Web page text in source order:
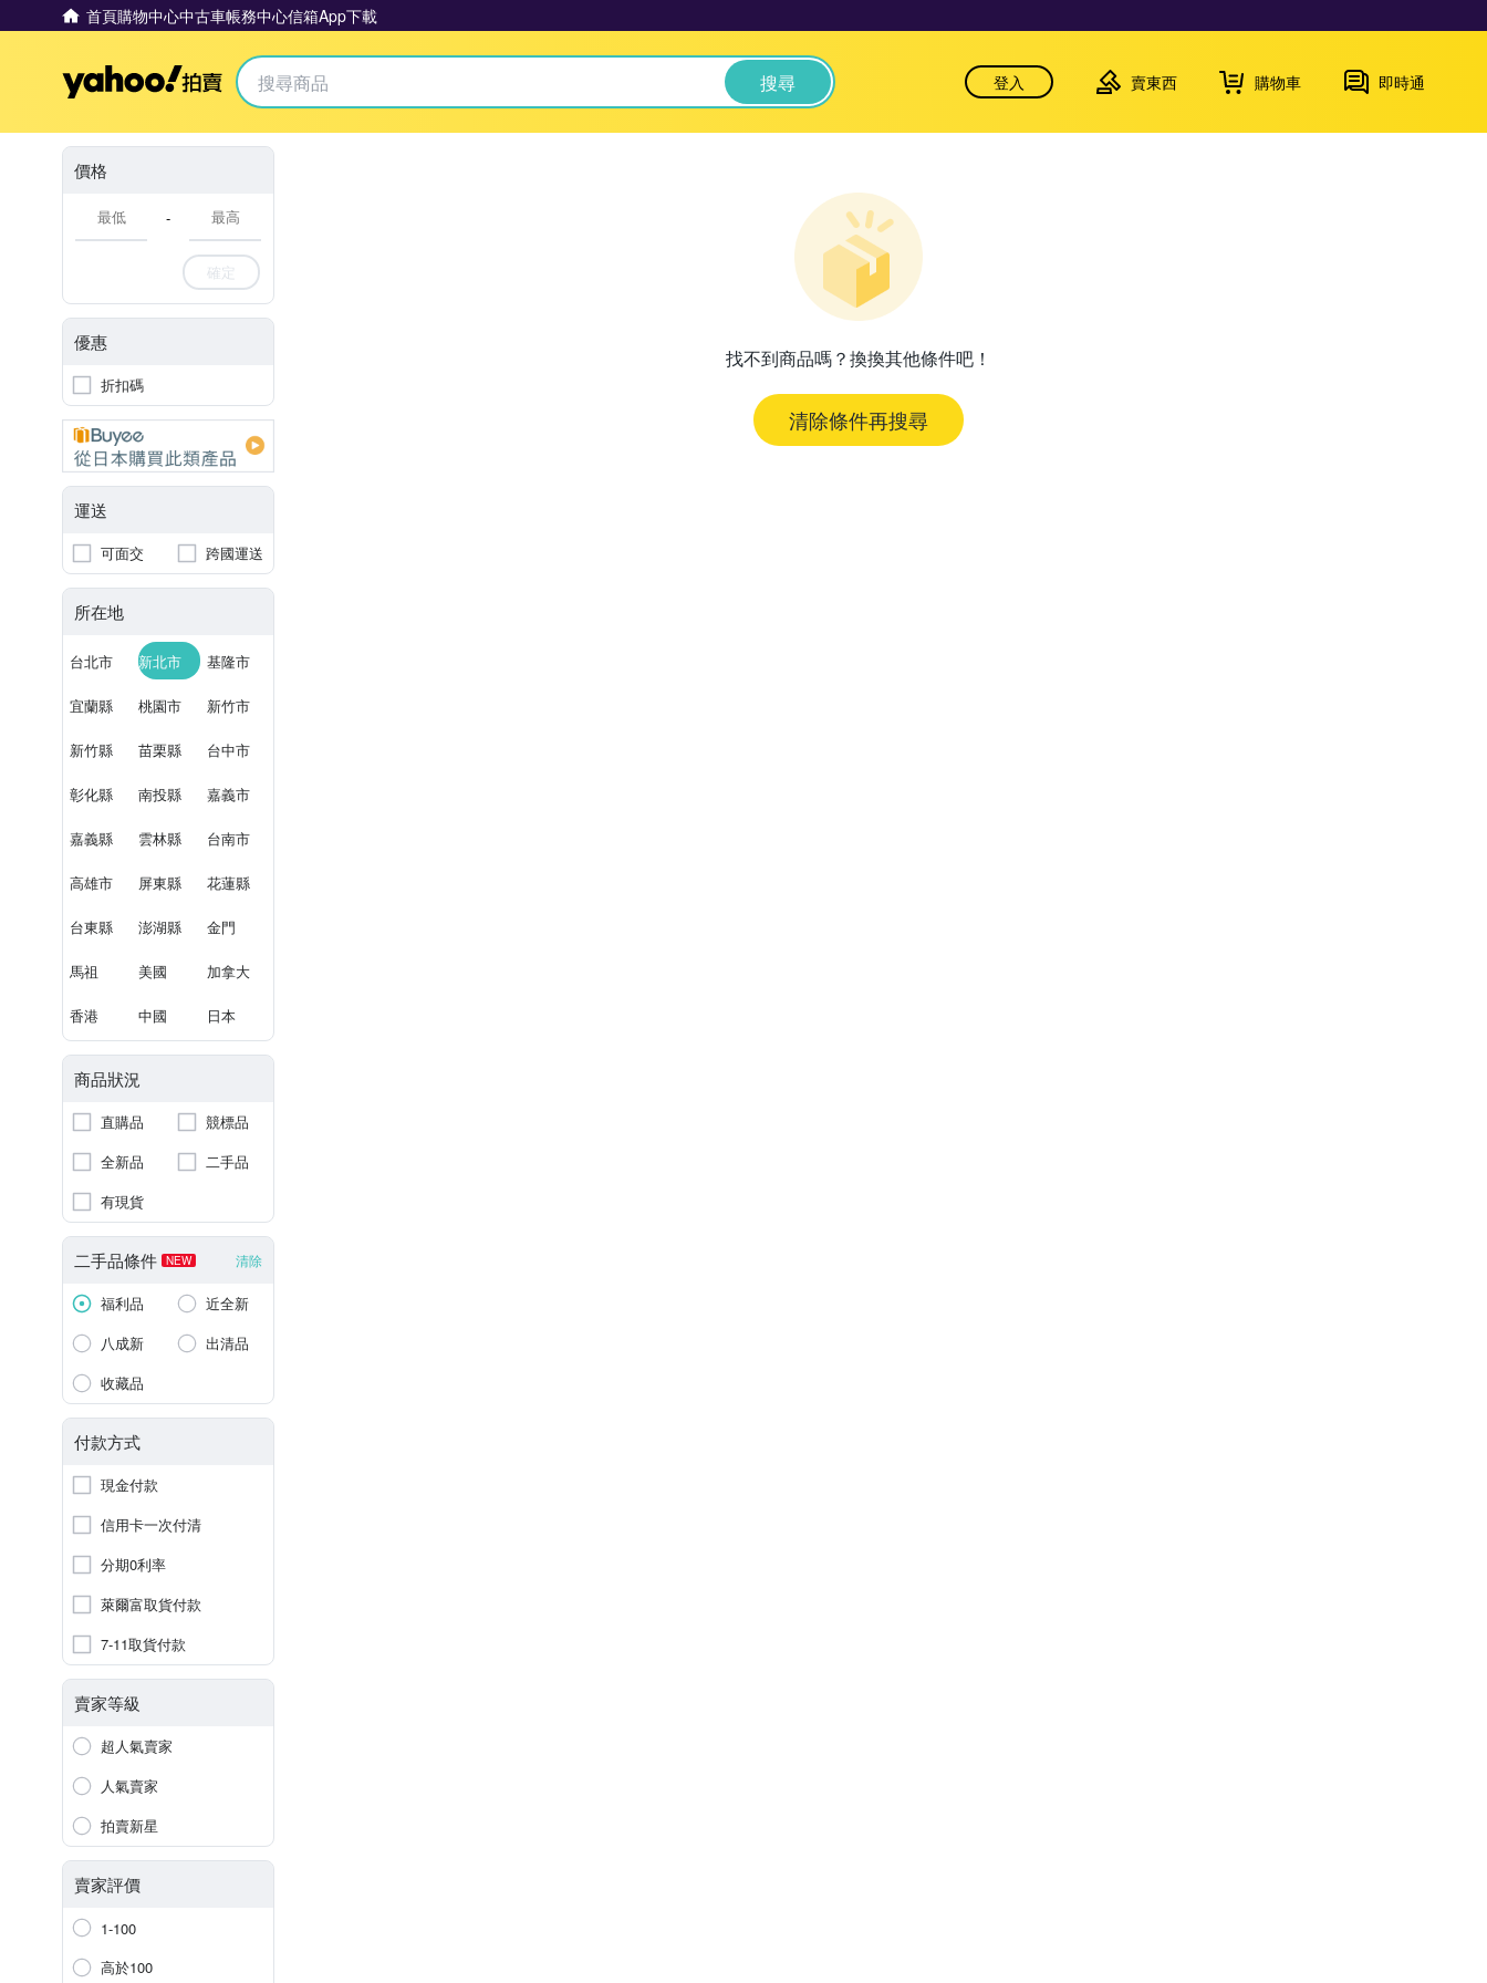
首頁購物中心中古車帳務中心信箱App下載
Yahoo拍賣 搜尋 登入 賣東西 購物車 即時通
價格
-
確定
優惠
折扣碼
運送
可面交 跨國運送
所在地
台北市 新北市 基隆市
宜蘭縣 桃園市 新竹市
新竹縣 苗栗縣 台中市
彰化縣 南投縣 嘉義市
嘉義縣 雲林縣 台南市
高雄市 屏東縣 花蓮縣
台東縣 澎湖縣 金門
馬祖 美國 加拿大
香港 中國 日本
商品狀況
直購品
競標品
全新品
二手品
有現貨
二手品條件 NEW 清除
福利品
近全新
八成新
出清品
收藏品
付款方式
現金付款
信用卡一次付清
分期0利率
萊爾富取貨付款
7-11取貨付款
賣家等級
超人氣賣家
人氣賣家
拍賣新星
賣家評價
1-100
高於100
找不到商品嗎？換換其他條件吧！
清除條件再搜尋